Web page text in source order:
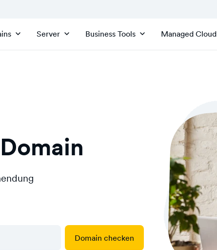
Server Business Tools Managed Cloud
Domain checken